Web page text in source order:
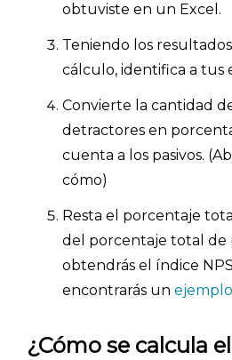
obtuviste en un Excel.
Teniendo los
cálculo, identifica a tus
Convierte la cantidad
detractores en
cuenta a los pasivos.
cómo)
Resta el porcentaje
del porcentaje total de
obtendrás el índice
encontrarás un
¿Cómo se calcula